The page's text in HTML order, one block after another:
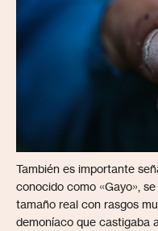
También es importante
conocido como «Gayo»,
tamaño real con rasgos
demoníaco que castigaba